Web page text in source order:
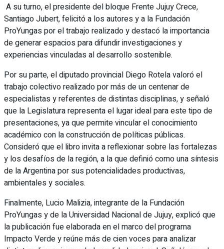
A su turno, el presidente del bloque Frente Jujuy Crece,
Santiago Jubert, felicitó a los autores y a la Fundación
ProYungas por el trabajo realizado y destacó la importancia
de generar espacios para difundir investigaciones y
experiencias vinculadas al desarrollo sostenible.
Por su parte, el diputado provincial Diego Rotela valoró el
trabajo colectivo realizado por más de un centenar de
especialistas y referentes de distintas disciplinas, y señaló
que la Legislatura representa el lugar ideal para este tipo de
presentaciones, ya que permite vincular el conocimiento
académico con la construcción de políticas públicas.
Consideró que el libro invita a reflexionar sobre las fortalezas
y los desafíos de la región, a la que definió como una síntesis
de la Argentina por sus potencialidades productivas,
ambientales y sociales.
Finalmente, Lucio Malizia, integrante de la Fundación
ProYungas y de la Universidad Nacional de Jujuy, explicó que
la publicación fue elaborada en el marco del programa
Impacto Verde y reúne más de cien voces para analizar